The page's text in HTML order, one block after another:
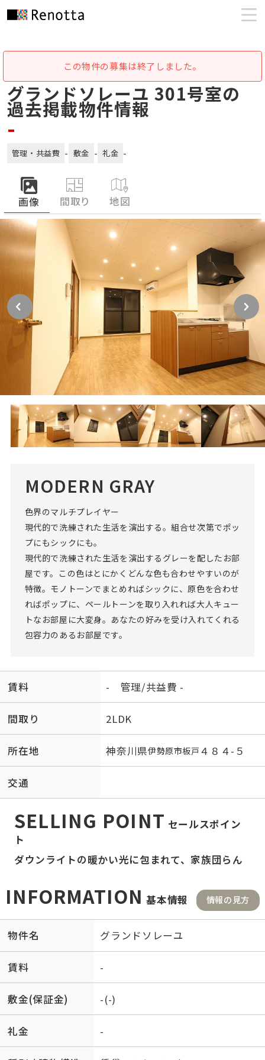
この物件の募集は終了しました。
グランドソレーユ 301号室の
過去掲載物件情報
-
管理・共益費 - 敷金 - 礼金 -
画像 間取り 地図
MODERN GRAY
色界のマルチプレイヤー
現代的で洗練された生活を演出する。組合せ次第でポッ
プにもシックにも。
現代的で洗練された生活を演出するグレーを配したお部
屋です。この色はとにかくどんな色も合わせやすいのが
特徴。モノトーンでまとめればシックに、原色を合わせ
ればポップに、ペールトーンを取り入れれば大人キュー
トなお部屋に大変身。あなたの好みを受け入れてくれる
包容力のあるお部屋です。
賃料 - 管理/共益費 -
間取り 2LDK
所在地 神奈川県伊勢原市板戸 ４８４-５
交通
SELLING POINT セールスポイン
ト
ダウンライトの暖かい光に包まれて、家族団らん
INFORMATION 基本情報 情報の見方
物件名 グランドソレーユ
賃料 -
敷金(保証金) -(-)
礼金 -